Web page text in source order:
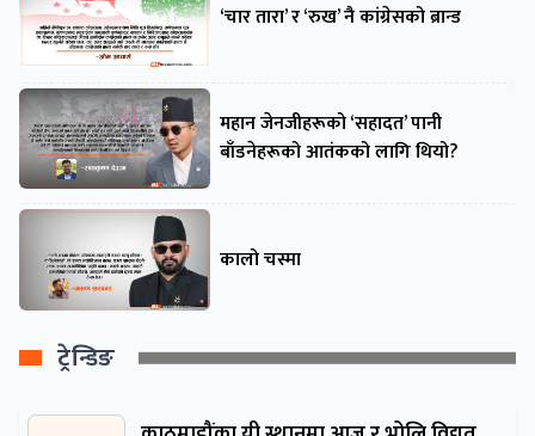
‘चार तारा’ र ‘रुख’ नै कांग्रेसको ब्रान्ड
महान जेनजीहरूको ‘सहादत’ पानी
बाँडनेहरूको आतंकको लागि थियो?
कालो चस्मा
ट्रेन्डिङ